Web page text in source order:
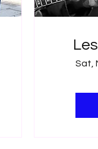
Sat,